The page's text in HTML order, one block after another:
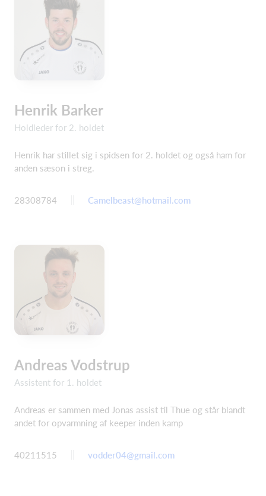
Henrik Barker
Holdleder for 2. holdet
Henrik har stillet sig i spidsen for 2. holdet og også ham for
anden sæson i streg.
28308784 Camelbeast@hotmail.com
Andreas Vodstrup
Assistent for 1. holdet
Andreas er sammen med Jonas assist til Thue og står blandt
andet for opvarmning af keeper inden kamp
40211515 vodder04@gmail.com